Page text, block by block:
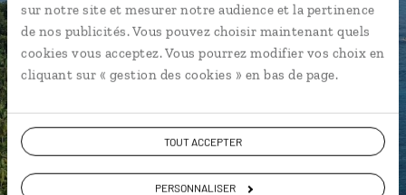
sur notre site et mesurer notre audience et la pertinence
de nos publicités. Vous pouvez choisir maintenant quels
cookies vous acceptez. Vous pourrez modifier vos choix en
cliquant sur « gestion des cookies » en bas de page.
TOUT ACCEPTER
PERSONNALISER
DÉCOUVRIR LUCIOLE